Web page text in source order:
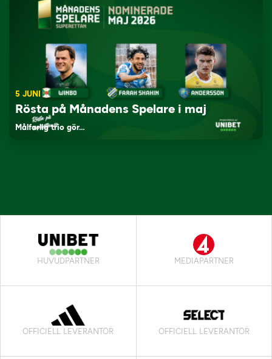
5 JUNI
Rösta på Månadens Spelare i maj
Målfarlig trio gör…
HUVUDPARTNER MEDIAPARTNER
OFFICIELL LEVERANTÖR OFFICIELL LEVERANTÖR